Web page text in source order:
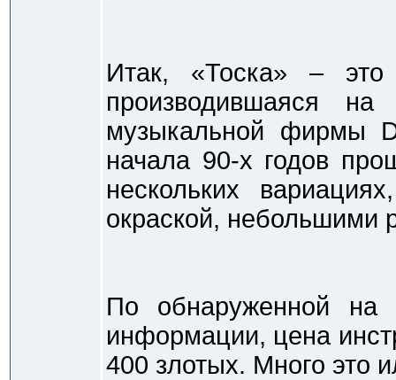
Итак, «Тоска» – это
производившаяся
музыкальной фирмы
начала 90-х годов
нескольких
окраской, небольшими
По обнаруженной на
информации, цена
400 злотых. Много это